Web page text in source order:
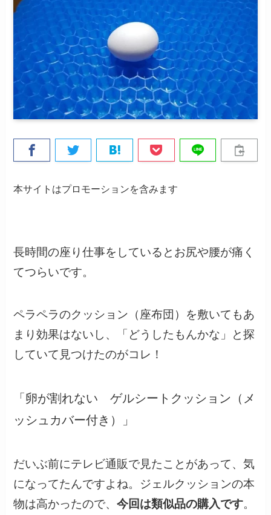
本サイトはプロモーションを含みます
長時間の座り仕事をしているとお尻や腰が痛く
てつらいです。
ペラペラのクッション（座布団）を敷いてもあ
まり効果はないし、「どうしたもんかな」と探
していて見つけたのがコレ！
「卵が割れない ゲルシートクッション（メ
ッシュカバー付き）」
だいぶ前にテレビ通販で見たことがあって、気
になってたんですよね。ジェルクッションの本
物は高かったので、今回は類似品の購入です。